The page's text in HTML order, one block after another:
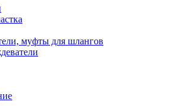
муфты для шлангов